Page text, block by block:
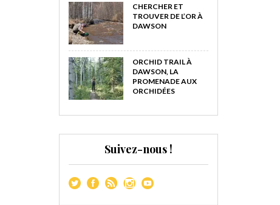
CHERCHER ET
TROUVER DE L’OR À
DAWSON
ORCHID TRAIL À
DAWSON, LA
PROMENADE AUX
ORCHIDÉES
Suivez-nous !